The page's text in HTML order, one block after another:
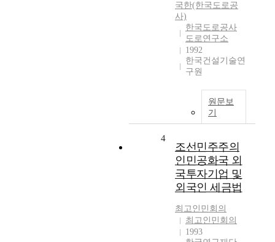
국한(한국도로공
사)
한국도로공사
도로연구소
1992
한국건설기술연
구원
원문보
기
4
조선민주주의
인민공화국 외
국투자기업 및
외국인 세금법
최고인민회의
최고인민회의
1993